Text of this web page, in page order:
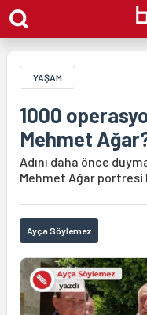
YAŞAM
1000
Mehmet
Adını daha önce
Mehmet Ağar portresi
Ayça Söylemez